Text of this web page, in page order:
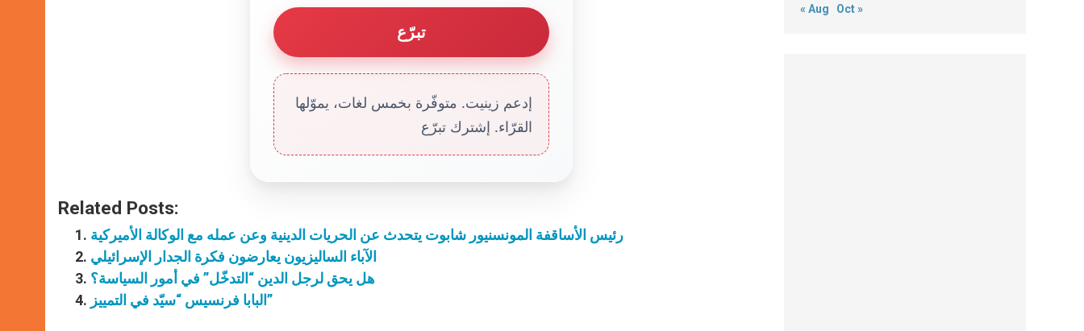
تبرّع
إدعم زينيت. متوفّرة بخمس لغات، يموّلها
القرّاء. إشترك تبرّع
Related Posts:
رئيس الأساقفة المونسنيور شابوت يتحدث عن الحريات الدينية وعن عمله مع الوكالة الأميركية
الآباء الساليزيون يعارضون فكرة الجدار الإسرائيلي
هل يحق لرجل الدين “التدخّل” في أمور السياسة؟
البابا فرنسيس “سيّد في التمييز”
« Aug Oct »